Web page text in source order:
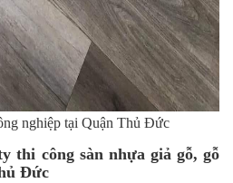
nghiệp tại Quận Thủ Đức
thi công sàn nhựa giả gỗ, gỗ
Đức